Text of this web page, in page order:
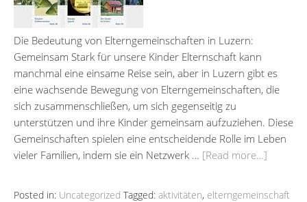
Die Bedeutung von Elterngemeinschaften in Luzern:
Gemeinsam Stark für unsere Kinder Elternschaft kann
manchmal eine einsame Reise sein, aber in Luzern gibt es
eine wachsende Bewegung von Elterngemeinschaften, die
sich zusammenschließen, um sich gegenseitig zu
unterstützen und ihre Kinder gemeinsam aufzuziehen. Diese
Gemeinschaften spielen eine entscheidende Rolle im Leben
vieler Familien, indem sie ein Netzwerk … [Read more…]
Posted in: Uncategorized Tagged: aktivitäten, elterngemeinschaft